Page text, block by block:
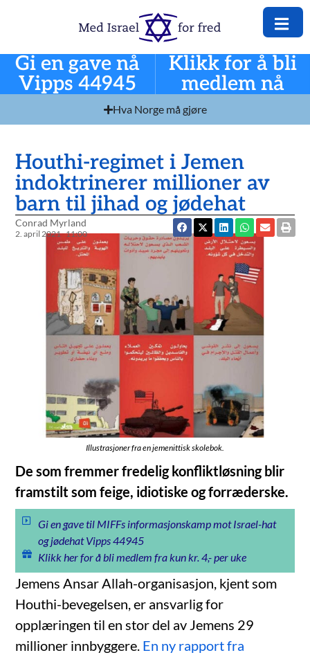
Gi en gave nå
Vipps 44945
Klikk for å bli
medlem nå
Hva Norge må gjøre
Houthi-regimet i Jemen
indoktrinerer millioner av
barn til jihad og jødehat
Conrad Myrland
2. april 2021 11:00
Illustrasjoner fra en jemenittisk skolebok.
De som fremmer fredelig konfliktløsning blir
framstilt som feige, idiotiske og forræderske.
Gi en gave til MIFFs informasjonskamp mot Israel-hat
og jødehat Vipps 44945
Klikk her for å bli medlem fra kun kr. 4,- per uke
Jemens Ansar Allah-organisasjon, kjent som
Houthi-bevegelsen, er ansvarlig for
opplæringen til en stor del av Jemens 29
millioner innbyggere. En ny rapport fra